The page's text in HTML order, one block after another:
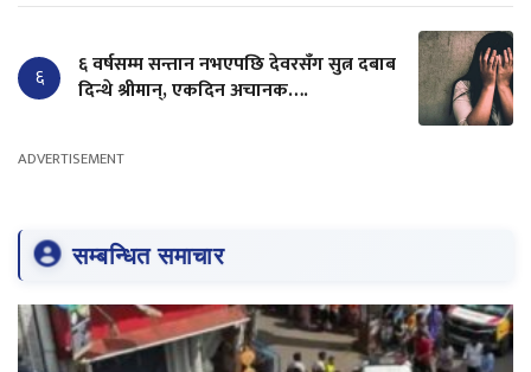
६
६ वर्षसम्म सन्तान नभएपछि देवरसँग सुत्न दबाब
दिन्थे श्रीमान्, एकदिन अचानक….
ADVERTISEMENT
सम्बन्धित समाचार